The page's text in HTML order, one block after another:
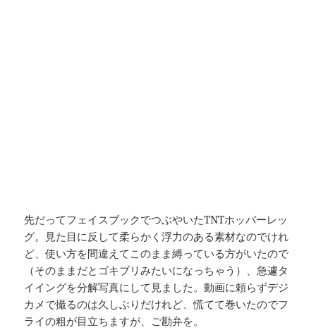
先だってフェイスブックでつぶやいたTNTホッパーレッ
グ。見た目に反して柔らかく浮力のある素材なのでけれ
ど、使い方を間違えてこのまま縛っている方がいたので
（そのままだとゴキブリみたいになっちゃう）、急遽タ
イイングを分解写真にして見ました。動画に頼らずデジ
カメで撮るのは久しぶりだけれど、慌てて巻いたのでフ
ライの粗が目立ちますが、ご勘弁を。